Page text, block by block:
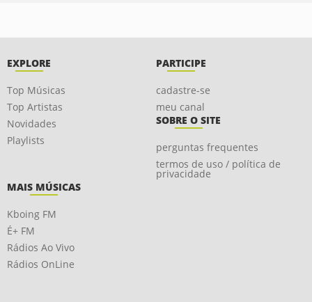
EXPLORE
Top Músicas
Top Artistas
Novidades
Playlists
PARTICIPE
cadastre-se
meu canal
SOBRE O SITE
perguntas frequentes
termos de uso / política de
privacidade
MAIS MÚSICAS
Kboing FM
É+ FM
Rádios Ao Vivo
Rádios OnLine